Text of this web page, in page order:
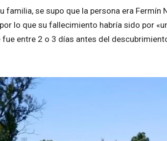
se supo que la persona era Fermín
lo que su fallecimiento habría sido por
entre 2 o 3 días antes del